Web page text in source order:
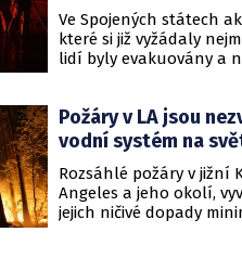
Ve Spojených státech
které si již vyžádaly
lidí byly evakuovány a
to server BBC.
Požáry v LA jsou
vodní systém na
Rozsáhlé požáry v jižní
Angeles a jeho okolí,
jejich ničivé dopady